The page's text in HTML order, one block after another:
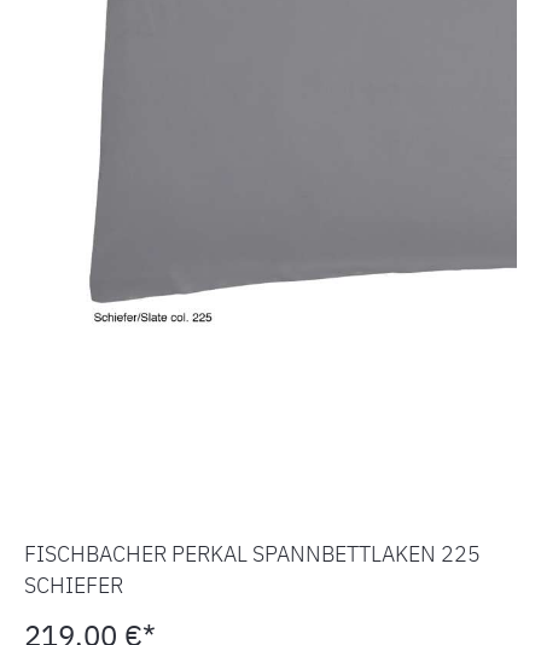
FISCHBACHER PERKAL SPANNBETTLAKEN 225
SCHIEFER
219,00 €*